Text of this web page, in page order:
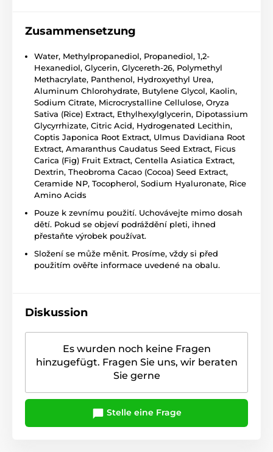
Zusammensetzung
Water, Methylpropanediol, Propanediol, 1,2-
Hexanediol, Glycerin, Glycereth-26, Polymethyl
Methacrylate, Panthenol, Hydroxyethyl Urea,
Aluminum Chlorohydrate, Butylene Glycol, Kaolin,
Sodium Citrate, Microcrystalline Cellulose, Oryza
Sativa (Rice) Extract, Ethylhexylglycerin, Dipotassium
Glycyrrhizate, Citric Acid, Hydrogenated Lecithin,
Coptis Japonica Root Extract, Ulmus Davidiana Root
Extract, Amaranthus Caudatus Seed Extract, Ficus
Carica (Fig) Fruit Extract, Centella Asiatica Extract,
Dextrin, Theobroma Cacao (Cocoa) Seed Extract,
Ceramide NP, Tocopherol, Sodium Hyaluronate, Rice
Amino Acids
Pouze k zevnímu použití. Uchovávejte mimo dosah
dětí. Pokud se objeví podráždění pleti, ihned
přestaňte výrobek používat.
Složení se může měnit. Prosíme, vždy si před
použitím ověřte informace uvedené na obalu.
Diskussion
Es wurden noch keine Fragen
hinzugefügt. Fragen Sie uns, wir beraten
Sie gerne
Stelle eine Frage